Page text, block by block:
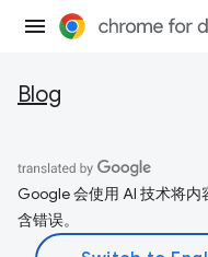
Blog
Google 会使用 AI 技术将
含错误。